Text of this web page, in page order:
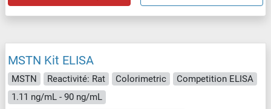
MSTN Kit ELISA
MSTN Reactivité: Rat Colorimetric
Competition ELISA
1.11 ng/mL - 90 ng/mL